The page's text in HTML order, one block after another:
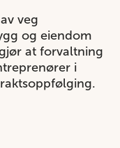
veg
og eiendom
at forvaltning
i